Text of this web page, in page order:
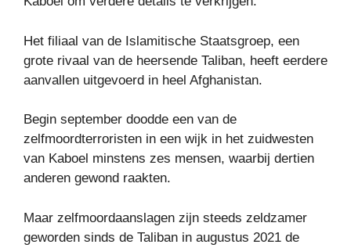
Het filiaal van de Islamitische Staatsgroep, een
grote rivaal van de heersende Taliban, heeft eerdere
aanvallen uitgevoerd in heel Afghanistan.
Begin september doodde een van de
zelfmoordterroristen in een wijk in het zuidwesten
van Kaboel minstens zes mensen, waarbij dertien
anderen gewond raakten.
Maar zelfmoordaanslagen zijn steeds zeldzamer
geworden sinds de Taliban in augustus 2021 de